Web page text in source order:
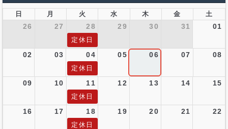
日 月 火 水 木 金 土
26 27 28 29 30 31 01
定休日
02 03 04 05 06 07 08
定休日
09 10 11 12 13 14 15
定休日
16 17 18 19 20 21 22
定休日